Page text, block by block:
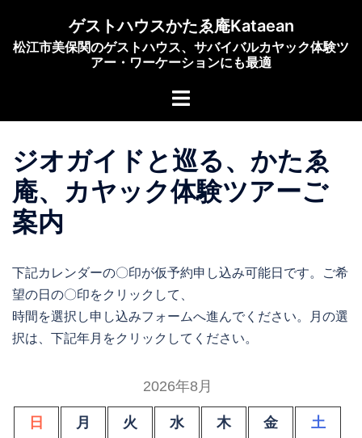
ゲストハウスかたゑ庵Kataean
松江市美保関のゲストハウス、サバイバルカヤック体験ツ
アー・ワーケーションにも最適
ト
メ
ニ
ュ
ジオガイドと巡る、かたゑ
庵、カヤック体験ツアーご
案内
下記カレンダーの〇印が仮予約申し込み可能日です。ご希
望の日の〇印をクリックして、
時間を選択し申し込みフォームへ進んでください。月の選
択は、下記年月をクリックしてください。
2026年8月
日 月 火 水 木 金 土